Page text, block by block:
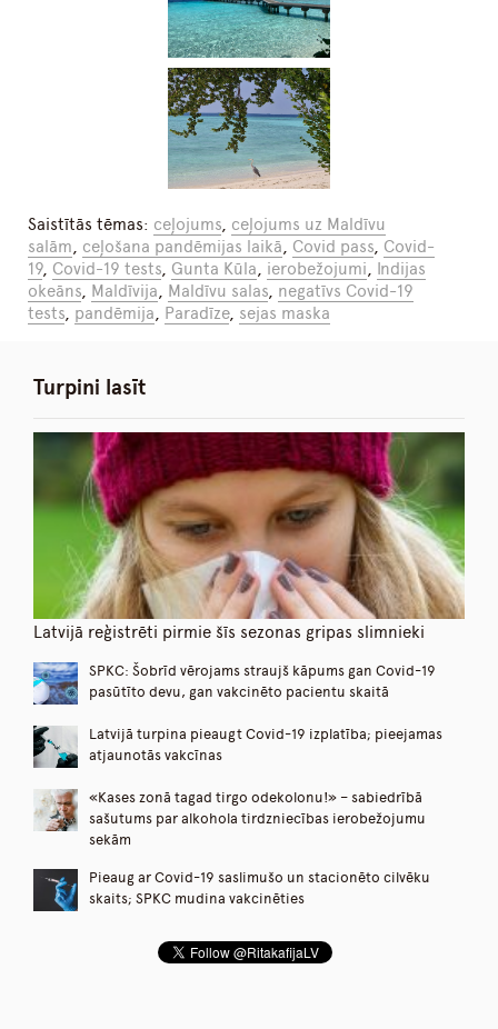
Saistītās tēmas: ceļojums, ceļojums uz Maldīvu
salām, ceļošana pandēmijas laikā, Covid pass, Covid-
19, Covid-19 tests, Gunta Kūla, ierobežojumi, Indijas
okeāns, Maldīvija, Maldīvu salas, negatīvs Covid-19
tests, pandēmija, Paradīze, sejas maska
Turpini lasīt
Latvijā reģistrēti pirmie šīs sezonas gripas slimnieki
SPKC: Šobrīd vērojams straujš kāpums gan Covid-19
pasūtīto devu, gan vakcinēto pacientu skaitā
Latvijā turpina pieaugt Covid-19 izplatība; pieejamas
atjaunotās vakcīnas
«Kases zonā tagad tirgo odekolonu!» – sabiedrībā
sašutums par alkohola tirdzniecības ierobežojumu
sekām
Pieaug ar Covid-19 saslimušo un stacionēto cilvēku
skaits; SPKC mudina vakcinēties